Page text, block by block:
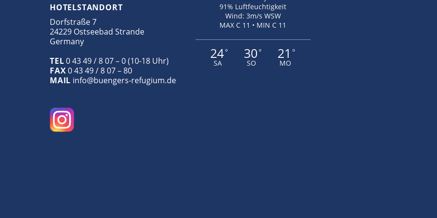
HOTELSTANDORT
Dorfstraße 7
24229 Ostseebad Strande
Germany
TEL0 43 49 / 8 07 – 0 (10-18 Uhr)
FAX0 43 49 / 8 07 – 80
MAIL info@buengers-refugium.de
91% Luftfeuchtigkeit
Wind: 3m/s WSW
MAX C 11 • MIN C 11
24°
SA
30 °
SO
21 °
MO